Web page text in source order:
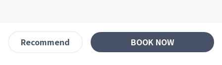
Recommend BOOK NOW